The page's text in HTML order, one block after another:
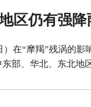
区仍有强
）在“摩羯”残涡的
部、华北、东北地